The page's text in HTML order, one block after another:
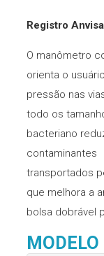
Registro
O manômetro
orienta o
pressão nas
todo os
bacteriano
contaminantes
transportados
que melhora a
bolsa dobrável
MODELO